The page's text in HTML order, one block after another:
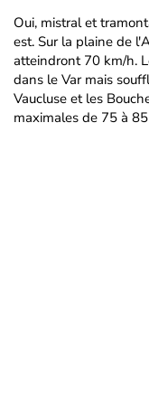
Oui, mistral et
est. Sur la plaine de
atteindront 70 km/h.
dans le Var mais
Vaucluse et les
maximales de 75 à